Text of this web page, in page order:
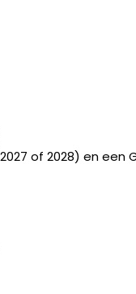
of 2028) en een